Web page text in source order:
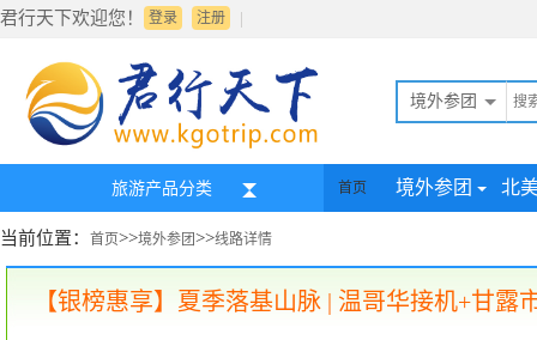
君行天下欢迎您！ 登录 |
注册
境外参团
旅游产品分类 首页 境外参团 北
当前位置： 首页>>境外参团>>线路详情
【银榜惠享】夏季落基山脉 | 温哥华接机+甘